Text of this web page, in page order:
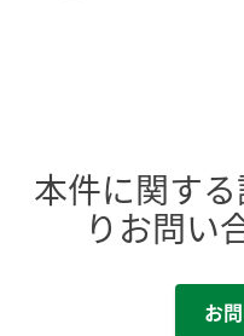
本件に関す
りお問い
お